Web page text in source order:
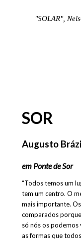
"SOLAR",
SOR
Augusto
em Ponte de Sor
“Todos temos um
tem um centro. O
mais importante.
comparados
só nós os podemos
as formas que